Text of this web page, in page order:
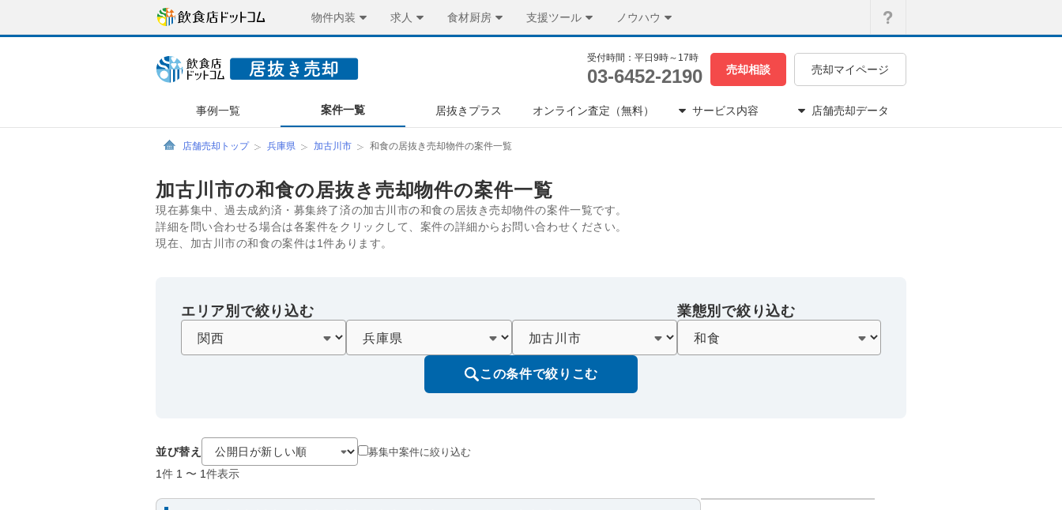
物件内装 求人 食材厨房 支援ツール ノウハウ
受付時間：平日9時～17時
03-6452-2190 売却相談 売却マイページ
事例一覧 案件一覧 居抜きプラス オンライン査定（無料） サービス内容 店舗売却データ
店舗売却トップ 兵庫県 加古川市 和食の居抜き売却物件の案件一覧
加古川市の和食の居抜き売却物件の案件一覧
現在募集中、過去成約済・募集終了済の加古川市の和食の居抜き売却物件の案件一覧です。
詳細を問い合わせる場合は各案件をクリックして、案件の詳細からお問い合わせください。
現在、加古川市の和食の案件は1件あります。
エリア別で絞り込む 業態別で絞り込む
この条件で絞りこむ
並び替え 募集中案件に絞り込む
1件 1 〜 1件表示